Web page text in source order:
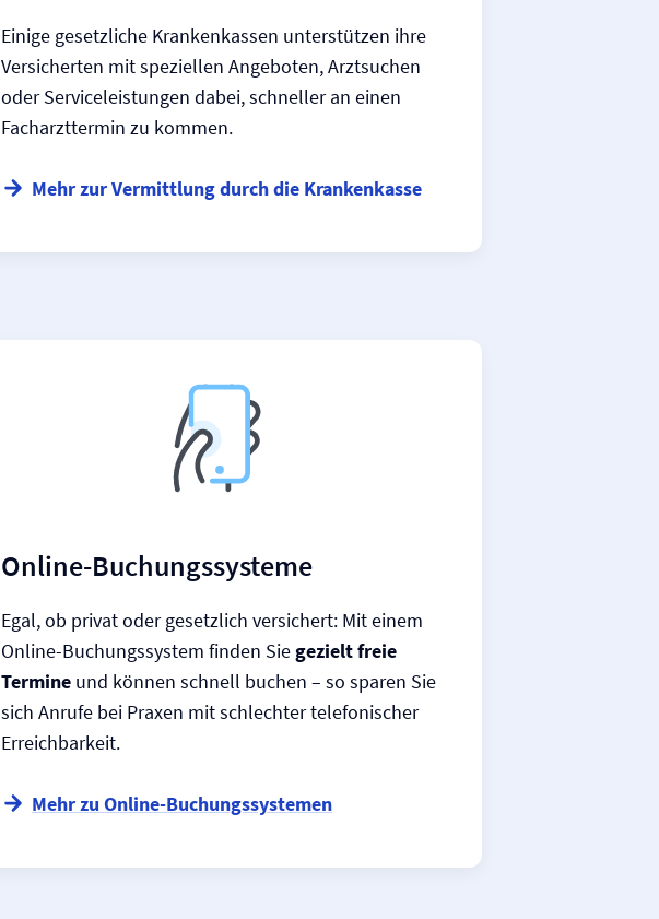
Einige gesetzliche Krankenkassen unterstützen ihre
Versicherten mit speziellen Angeboten, Arztsuchen
oder Serviceleistungen dabei, schneller an einen
Facharzttermin zu kommen.
Mehr zur Vermittlung durch die Krankenkasse
Online-Buchungs­systeme
Egal, ob privat oder gesetzlich versichert: Mit einem
Online-Buchungssystem finden Sie gezielt freie
Termine und können schnell buchen – so sparen Sie
sich Anrufe bei Praxen mit schlechter telefonischer
Erreichbarkeit.
Mehr zu Online-Buchungssystemen